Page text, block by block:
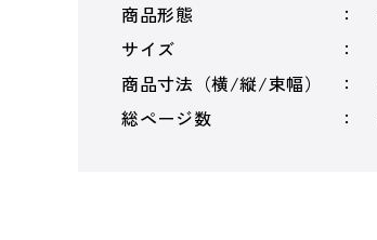
商品形態
サイズ
商品寸法（横/縦/束幅）
総ページ数